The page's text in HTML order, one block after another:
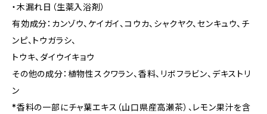
・木漏れ日（生薬入浴剤）
有効成分：カンゾウ、ケイガイ、コウカ、シャクヤク、センキュウ、チ
ンピ、トウガラシ、
トウキ、ダイウイキョウ
その他の成分：植物性スクワラン、香料、リボフラビン、デキストリ
ン
*香料の一部にチャ葉エキス（山口県産高瀬茶）、レモン果汁を含